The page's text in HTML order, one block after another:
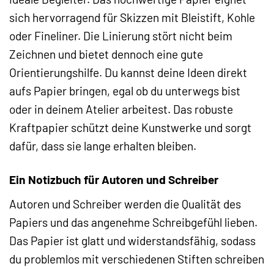
sich hervorragend für Skizzen mit Bleistift, Kohle
oder Fineliner. Die Linierung stört nicht beim
Zeichnen und bietet dennoch eine gute
Orientierungshilfe. Du kannst deine Ideen direkt
aufs Papier bringen, egal ob du unterwegs bist
oder in deinem Atelier arbeitest. Das robuste
Kraftpapier schützt deine Kunstwerke und sorgt
dafür, dass sie lange erhalten bleiben.
Ein Notizbuch für Autoren und Schreiber
Autoren und Schreiber werden die Qualität des
Papiers und das angenehme Schreibgefühl lieben.
Das Papier ist glatt und widerstandsfähig, sodass
du problemlos mit verschiedenen Stiften schreiben